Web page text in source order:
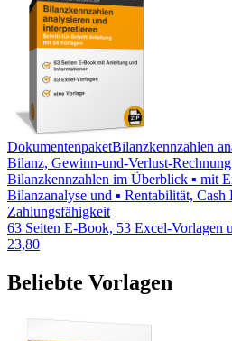
DokumentenpaketBilanzkennzahlen
Bilanz, Gewinn-und-Verlust-Rechnung
Bilanzkennzahlen im Überblick ▪ mit
Bilanzanalyse und ▪ Rentabilität, Cash
Zahlungsfähigkeit
63 Seiten E-Book, 53 Excel-Vorlagen
23,80
Beliebte Vorlagen